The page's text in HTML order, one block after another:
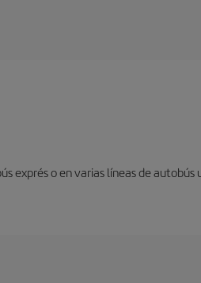
exprés o en varias líneas de autobús